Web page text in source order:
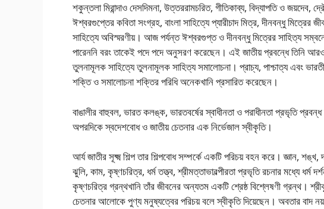
শকুন্তলা মিরান্দাও দেসদিমনা, উত্তররামচরিত, গীতিকাব্য, বিদ্যাপতি ও জয়দেব,
ঈশ্বরগুপ্তের কবিতা সংগ্রহ, বাংলা সাহিত্যে প্যারীচাদ মিত্র, দীনবন্ধু মিত্রের
সাহিত্যে অবিস্মরণীয়। আজ পর্যন্ত ঈশ্বরগুপ্ত ও দীনবন্ধু মিত্রের সাহিত্য
পারেননি বরং তাকেই পদে পদে অনুসরণ করেছেন। এই জাতীয় প্রবন্ধে তিনি
তুলনামূলক সাহিত্যে তুলনামূলক সাহিত্য সমালোচনা। প্রাচ্য, পাশ্চাত্য এবং
শক্তি ও সমালোচনা শক্তির পরিধি অনেকখানি প্রসারিত করেছেন।
বাঙালীর বাহুবল, ভারত কলঙ্ক, ভারতবর্ষের স্বাধীনতা ও পরাধীনতা প্রভৃতি
অপরদিকে স্বদেশবোধ ও জাতীয় চেতনার এক নির্ভেজাল স্বীকৃতি।
আর্য জাতীর সূক্ষ্ম শিল্প তার শিল্পবোধ সম্পর্কে একটি পরিচয় বহন করে। জ্ঞান, শঙ্খ,
ঝুলি, কাম, কৃষ্ণচরিত্র, ধর্ম তত্ত্ব, শ্রীমত্তাভাবল্পীরতা প্রভৃতি রচনার মধ্যে ধর্ম
কৃষ্ণচরিত্র গ্রন্থখানি তাঁর জীবনের অন্যতম একটি শ্রেষ্ঠ বিশ্লেষণী গ্রন্থ।
চেতনার আলোকে পুণ্য মনুষ্যত্বের পরিচয় বলে স্বীকৃতি দিয়েছেন। অবতার বাদ